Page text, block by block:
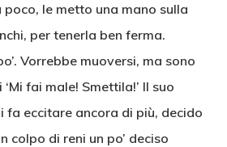
poco, le metto una mano sulla
per tenerla ben ferma.
Vorrebbe muoversi, ma sono
fai male! Smettila!’ Il suo
fa eccitare ancora di più, decido
colpo di reni un po’ deciso